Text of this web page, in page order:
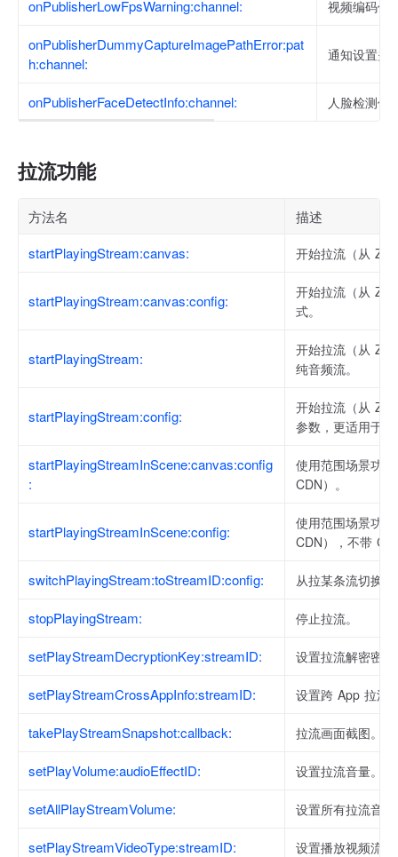
onPublisherLowFpsWarning:channel: 视频编码低
onPublisherDummyCaptureImagePathError:pat
h:channel:
通知设置关
onPublisherFaceDetectInfo:channel: 人脸检测信
拉流功能
方法名
描述
startPlayingStream:canvas:
开始拉流（从
startPlayingStream:canvas:config:
开始拉流（从
式。
startPlayingStream:
开始拉流（从
纯音频流。
startPlayingStream:config:
开始拉流（从
参数，更适用于
startPlayingStreamInScene:canvas:config
:
使用范围场景功
CDN）。
startPlayingStreamInScene:config:
使用范围场景功
CDN），不带
switchPlayingStream:toStreamID:config: 从拉某条流切换
stopPlayingStream: 停止拉流。
setPlayStreamDecryptionKey:streamID: 设置拉流解密密
setPlayStreamCrossAppInfo:streamID: 设置跨 App 拉流
takePlayStreamSnapshot:callback: 拉流画面截图。
setPlayVolume:audioEffectID: 设置拉流音量。
setAllPlayStreamVolume: 设置所有拉流音
setPlayStreamVideoType:streamID: 设置播放视频流